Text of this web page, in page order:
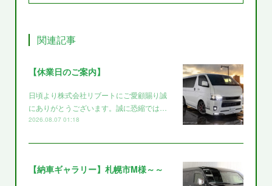
関連記事
【休業日のご案内】
日頃より株式会社リブートにご愛顧賜り誠
にありがとうございます。誠に恐縮では…
2026.08.07 01:18
【納車ギャラリー】札幌市M様～～